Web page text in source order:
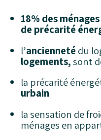
18% des ménages
de précarité
l’ancienneté du
logements,sont
la précarité
urbain
la sensation de
ménages en